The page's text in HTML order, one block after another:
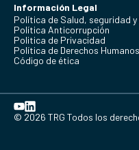
Información Legal
Política de Salud, seguridad y
Política Anticorrupción
Politica de Privacidad
Política de Derechos
Código de ética
© 2026 TRG Todos los